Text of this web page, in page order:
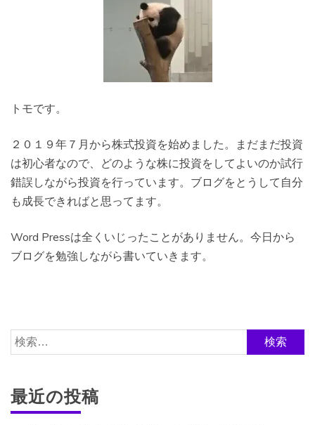
トモです。
２０１９年７月から株式投資を始めました。まだまだ投資
は初心者なので、どのような株に投資をしてよいのか試行
錯誤しながら投資を行っています。ブログをとうして自分
も成長できればと思ってます。
Word Pressは全くいじったことがありません。今日から
ブログを勉強しながら書いていきます。
検
索:
最近の投稿